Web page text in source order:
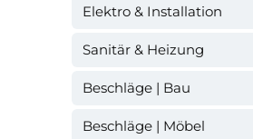
Elektro & Installation
Sanitär & Heizung
Beschläge | Bau
Beschläge | Möbel